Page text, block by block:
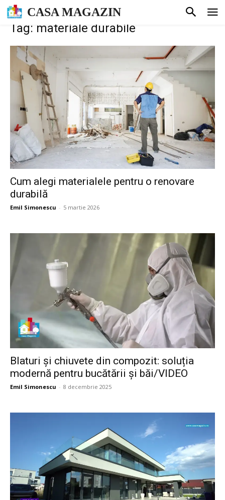
CASA MAGAZIN
Tag: materiale durabile
Cum alegi materialele pentru o renovare
durabilă
Emil Simonescu - 5 martie 2026
Blaturi și chiuvete din compozit: soluția
modernă pentru bucătării și băi/VIDEO
Emil Simonescu - 8 decembrie 2025